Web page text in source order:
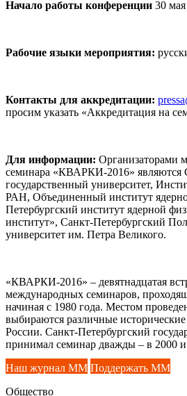
Начало работы конференции 30
Рабочие языки мероприятия:
Контакты для аккредитации:
просим указать «Аккредитация на
Для информации: Организаторами
семинара «КВАРКИ-2016» являются
государственный университет,
РАН, Объединенный институт
Петербургский институт ядерной
институт», Санкт-Петербургский
университет им. Петра Великого.
«КВАРКИ-2016» – девятнадцатая
международных семинаров,
начиная с 1980 года. Местом
выбираются различные
России. Санкт-Петербургский
принимал семинар дважды – в 2000 и
Наш журнал ММ Поддержать ММ
Общество